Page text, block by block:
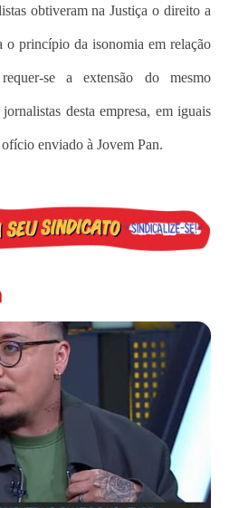
obtiveram na Justiça o direito a
o princípio da isonomia em relação
se a extensão do mesmo
desta empresa, em iguais
enviado à Jovem Pan.
Vasconcelos e repúdio aos